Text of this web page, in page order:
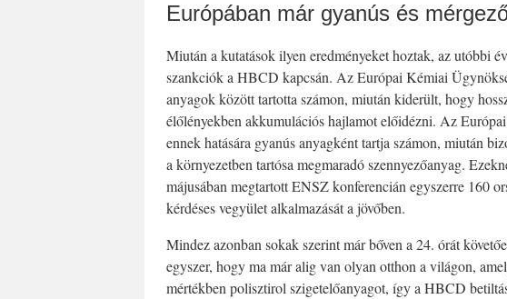
Európában már gyanús és
Miután a kutatások ilyen eredményeket hoztak, az utóbbi
szankciók a HBCD kapcsán. Az Európai Kémiai
anyagok között tartotta számon, miután kiderült, hogy
élőlényekben akkumulációs hajlamot előidézni. Az
ennek hatására gyanús anyagként tartja számon, miután
a környezetben tartósa megmaradó szennyezőanyag.
májusában megtartott ENSZ konferencián egyszerre 160
kérdéses vegyület alkalmazását a jövőben.
Mindez azonban sokak szerint már bőven a 24. órát
egyszer, hogy ma már alig van olyan otthon a világon,
mértékben polisztirol szigetelőanyagot, így a HBCD